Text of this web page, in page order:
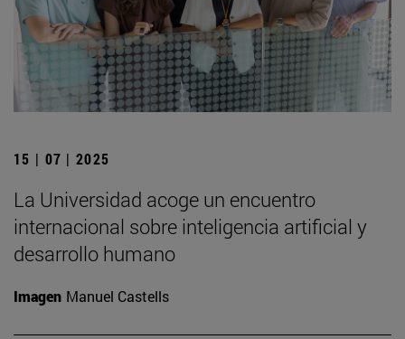
15 | 07 | 2025
La Universidad acoge un encuentro
internacional sobre inteligencia artificial y
desarrollo humano
Imagen Manuel Castells